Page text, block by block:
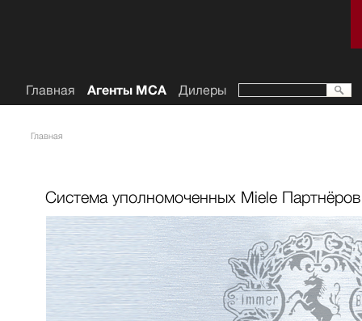
Главная
Система уполномоченных Miele Партнёров
Главная Агенты МСА Дилеры